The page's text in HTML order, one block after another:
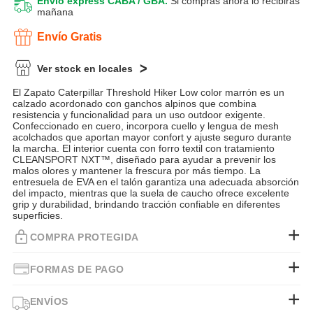
mañana
Envío Gratis
Ver stock en locales
El Zapato Caterpillar Threshold Hiker Low color marrón es un
calzado acordonado con ganchos alpinos que combina
resistencia y funcionalidad para un uso outdoor exigente.
Confeccionado en cuero, incorpora cuello y lengua de mesh
acolchados que aportan mayor confort y ajuste seguro durante
la marcha. El interior cuenta con forro textil con tratamiento
CLEANSPORT NXT™, diseñado para ayudar a prevenir los
malos olores y mantener la frescura por más tiempo. La
entresuela de EVA en el talón garantiza una adecuada absorción
del impacto, mientras que la suela de caucho ofrece excelente
grip y durabilidad, brindando tracción confiable en diferentes
superficies.
COMPRA PROTEGIDA
FORMAS DE PAGO
ENVÍOS